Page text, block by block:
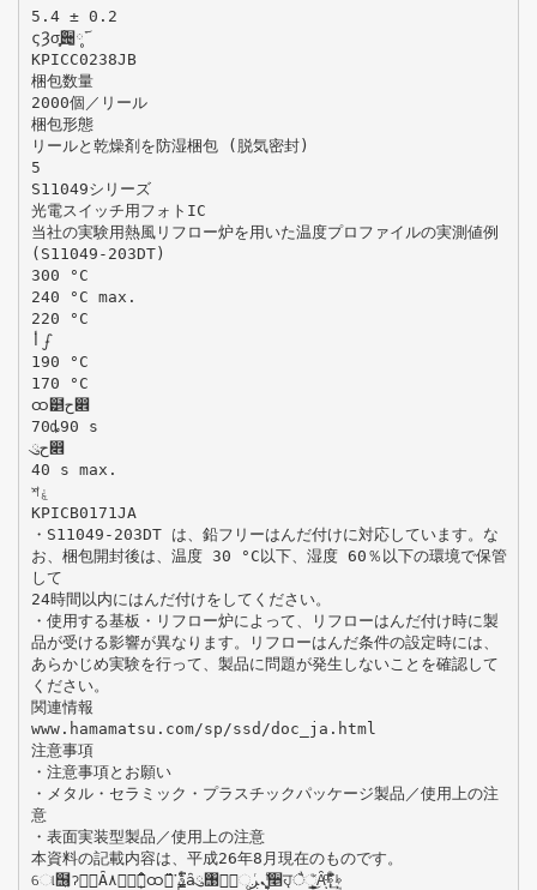
5.4 ± 0.2
ςȜσ̧͈֨੄̱༷࢜
KPICC0238JB
梱包数量
2000個／リール
梱包形態
リールと乾燥剤を防湿梱包 (脱気密封)
5
S11049シリーズ
光電スイッチ用フォトIC
当社の実験用熱風リフロー炉を用いた温度プロファイルの実測値例
(S11049-203DT)
300 °C
240 °C max.
220 °C
‫أ‬ഽ
190 °C
170 °C
ထ๵‫ح‬෎
70ȡ90 s
ུ‫ح‬෎
40 s max.
শ‫ۼ‬
KPICB0171JA
・S11049-203DT は、鉛フリーはんだ付けに対応しています。な
お、梱包開封後は、温度 30 °C以下、湿度 60％以下の環境で保管
して
24時間以内にはんだ付けをしてください。
・使用する基板・リフロー炉によって、リフローはんだ付け時に製
品が受ける影響が異なります。リフローはんだ条件の設定時には、
あらかじめ実験を行って、製品に問題が発生しないことを確認して
ください。
関連情報
www.hamamatsu.com/sp/ssd/doc_ja.html
注意事項
・注意事項とお願い
・メタル・セラミック・プラスチックパッケージ製品／使用上の注
意
・表面実装型製品／使用上の注意
本資料の記載内容は、平成26年8月現在のものです。
ୋ຦͈ॽအ͉Ȃ٨ၻ͈̹̈́̓͛ထ̩࣬̈́་ࢵ̳̭̦̜̳ͥ͂ͤ͘ȃུ঩ၳ͉ୃ‫̹̳͛ͥܢͬږ‬૥ਹͅै଼̯̹͈̳̦ͦ́͜Ȃͦ͘ͅࢋܱ̈́̓ͥ͢ͅࢋ̦ͤ